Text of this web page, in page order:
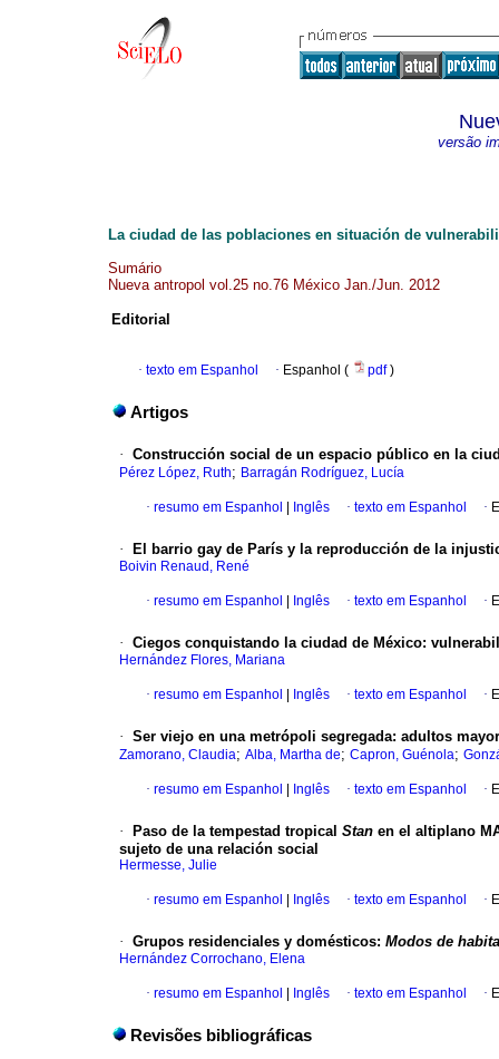
versão
La ciudad de las poblaciones en situación de
Sumário
Nueva antropol vol.25 no.76 México Jan./Jun. 2012
Editorial
· texto em Espanhol · Espanhol ( pdf)
Artigos
· Construcción social de un espacio público en la
Pérez López, Ruth; Barragán Rodríguez, Lucía
· resumo em Espanhol Inglês · texto em Espanhol ·
· El barrio gay de París y la reproducción de la
Boivin Renaud, René
· resumo em Espanhol Inglês · texto em Espanhol ·
· Ciegos conquistando la ciudad de México:
Hernández Flores, Mariana
· resumo em Espanhol Inglês · texto em Espanhol ·
· Ser viejo en una metrópoli segregada: adultos
Zamorano, Claudia; Alba, Martha de; Capron, Guénola;
· resumo em Espanhol Inglês · texto em Espanhol ·
· Paso de la tempestad tropical Stan en el altiplano
sujeto de una relación social
Hermesse, Julie
· resumo em Espanhol Inglês · texto em Espanhol ·
· Grupos residenciales y domésticos: Modos de
Hernández Corrochano, Elena
· resumo em Espanhol Inglês · texto em Espanhol ·
Revisões bibliográficas